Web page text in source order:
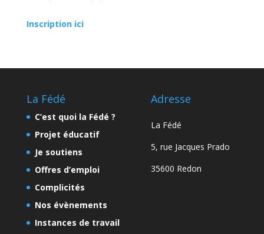
Inscription ici
La Fédé
C’est quoi la Fédé ?
Projet éducatif
Je soutiens
Offres d’emploi
Complicités
Nos évènements
Instances de travail
Adresse
La Fédé
5, rue Jacques Prado
35600 Redon